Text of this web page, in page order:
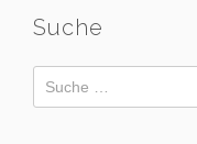
Suche